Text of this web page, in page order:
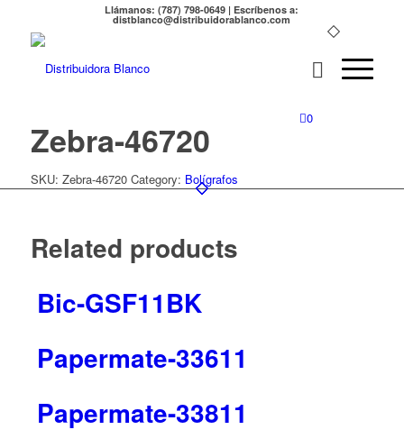
Llámanos: (787) 798-0649 | Escríbenos a:
distblanco@distribuidorablanco.com
0
Zebra-46720
SKU: Zebra-46720 Category: Bolígrafos
Related products
Bic-GSF11BK
Papermate-33611
Papermate-33811